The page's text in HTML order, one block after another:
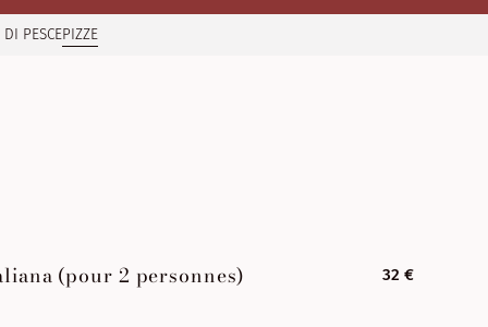
PESCEPIZZE
(pour 2 personnes) 32 €